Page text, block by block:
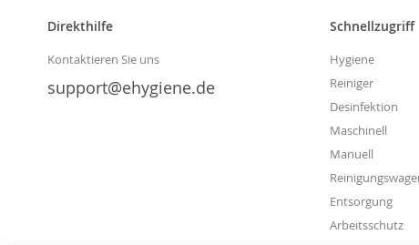
Direkthilfe
Kontaktieren Sie uns
support@ehygiene.de
Schnellzugriff
Hygiene
Reiniger
Desinfektion
Maschinell
Manuell
Entsorgung
Arbeitsschutz